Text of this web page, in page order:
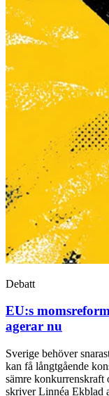
Debatt
EU:s
agerar nu
Sverige behöver
kan få långtgående
sämre konkurrenskraft
skriver Linnéa Ekblad